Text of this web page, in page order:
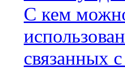
С кем
связанных